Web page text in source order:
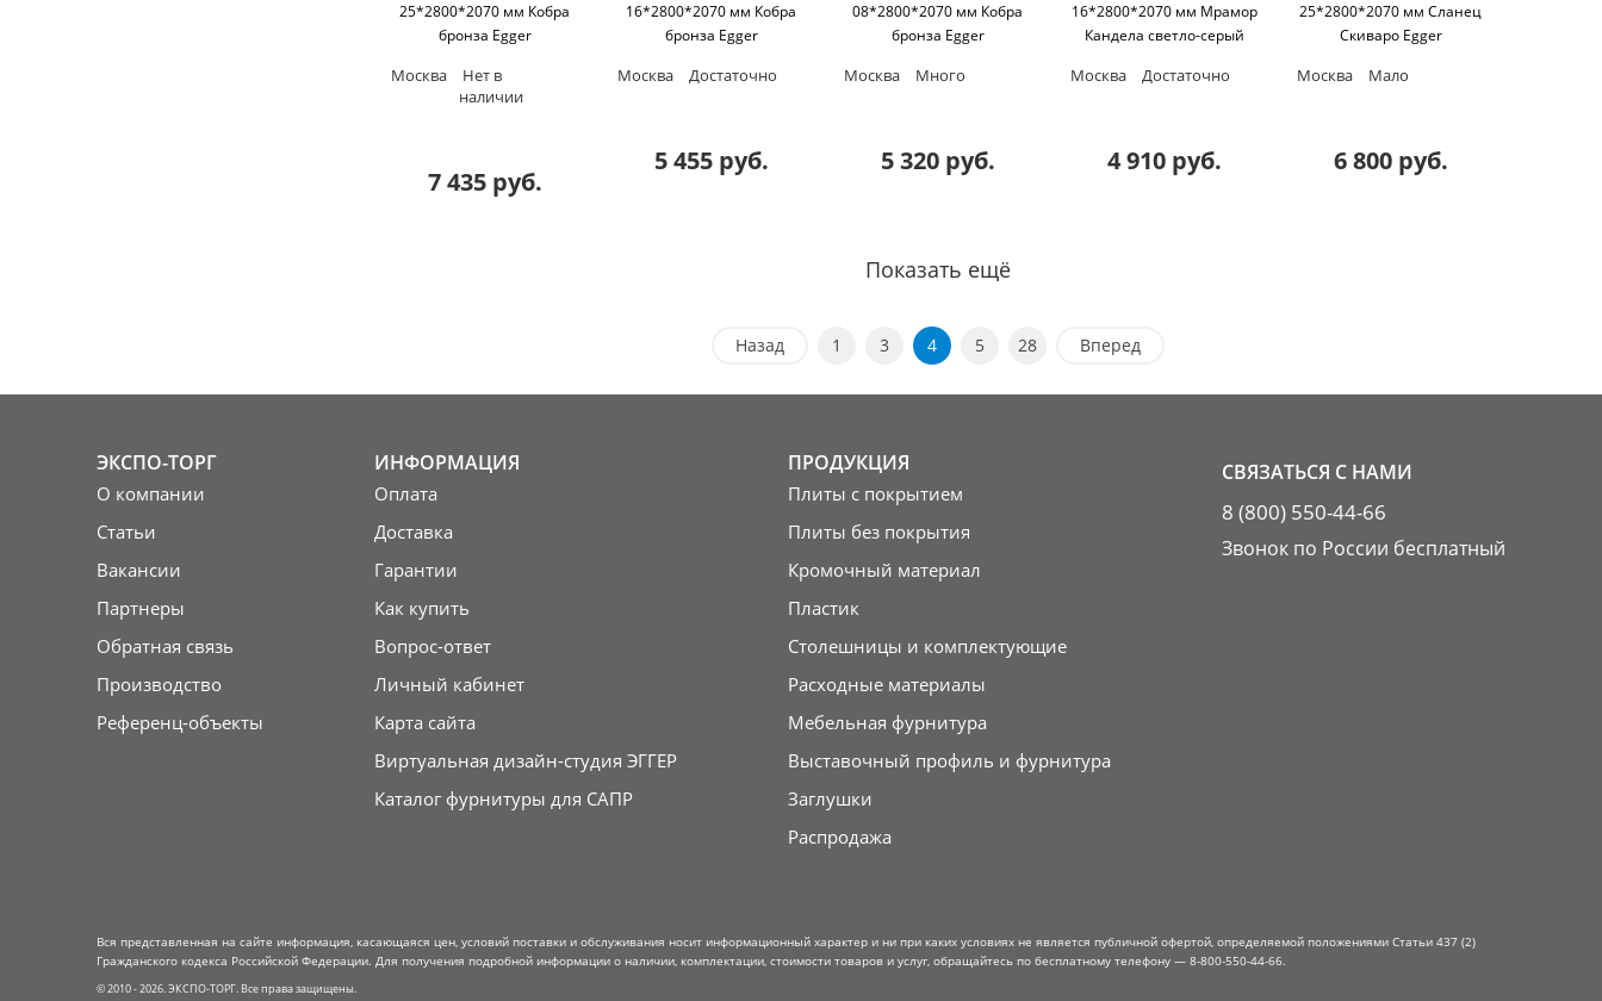
25*2800*2070 мм Кобра
бронза Egger
Москва
Нет в
наличии
7 435 руб.
16*2800*2070 мм Кобра
бронза Egger
Москва Достаточно
5 455 руб.
08*2800*2070 мм Кобра
бронза Egger
Москва Много
5 320 руб.
16*2800*2070 мм Мрамор
Кандела cветло-серый
Москва Достаточно
4 910 руб.
25*2800*2070 мм Сланец
Скиваро Egger
Москва Мало
6 800 руб.
Показать ещё
Назад 1 3 4 5 28 Вперед
ЭКСПО-ТОРГ
О компании
Статьи
Вакансии
Партнеры
Обратная связь
Производство
Референц-объекты
ИНФОРМАЦИЯ
Оплата
Доставка
Гарантии
Как купить
Вопрос-ответ
Личный кабинет
Карта сайта
Виртуальная дизайн-студия ЭГГЕР
Каталог фурнитуры для САПР
ПРОДУКЦИЯ
Плиты с покрытием
Плиты без покрытия
Кромочный материал
Пластик
Столешницы и комплектующие
Расходные материалы
Мебельная фурнитура
Выставочный профиль и фурнитура
Заглушки
Распродажа
СВЯЗАТЬСЯ С НАМИ
8 (800) 550-44-66
Звонок по России бесплатный
Вся представленная на сайте информация, касающаяся цен, условий поставки и обслуживания носит информационный характер и ни при каких условиях не является публичной офертой, определяемой положениями Статьи 437 (2)
Гражданского кодекса Российской Федерации. Для получения подробной информации о наличии, комплектации, стоимости товаров и услуг, обращайтесь по бесплатному телефону — 8-800-550-44-66.
© 2010 - 2026. ЭКСПО-ТОРГ. Все права защищены.